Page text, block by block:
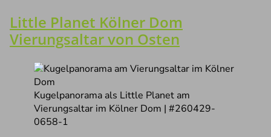
Little Planet Kölner Dom
Vierungsaltar von Osten
Kugelpanorama als Little Planet am
Vierungsaltar im Kölner Dom | #260429-
0658-1